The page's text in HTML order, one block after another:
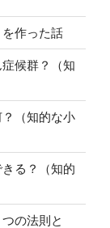
作った話
候群？（知
（知的な小
る？（知的
の法則と